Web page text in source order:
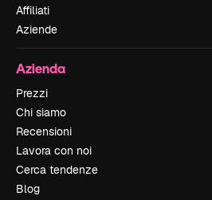
Affiliati
Aziende
Azienda
Prezzi
Chi siamo
Recensioni
Lavora con noi
Cerca tendenze
Blog